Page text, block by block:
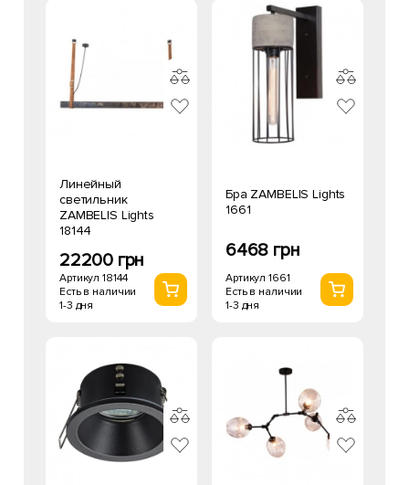
Линейный
светильник
ZAMBELIS Lights
18144
22200 грн
Артикул 18144
Есть в наличии
1-3 дня
Бра ZAMBELIS Lights
1661
6468 грн
Артикул 1661
Есть в наличии
1-3 дня